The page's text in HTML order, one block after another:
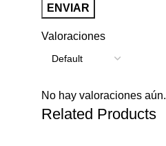
Valoraciones
No hay valoraciones aún.
Related Products